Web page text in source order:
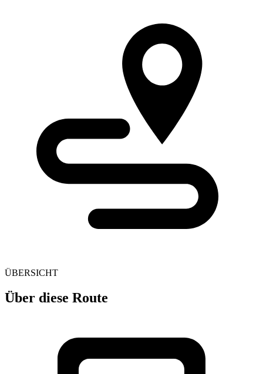
ÜBERSICHT
Über diese Route